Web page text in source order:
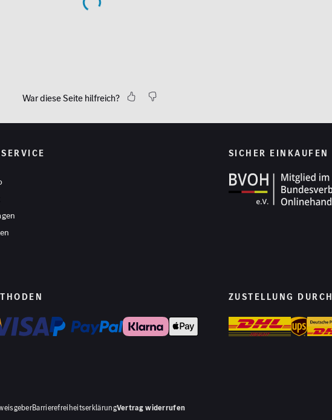
War diese Seite hilfreich?
SICHER EINKAUFEN
ZUSTELLUNG DURCH
BarrierefreiheitserklärungVertrag widerrufen